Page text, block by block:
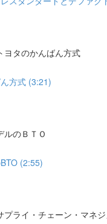
タのかんばん方式
方式 (3:21)
のＢＴＯ
(2:55)
ライ・チェーン・マネジ